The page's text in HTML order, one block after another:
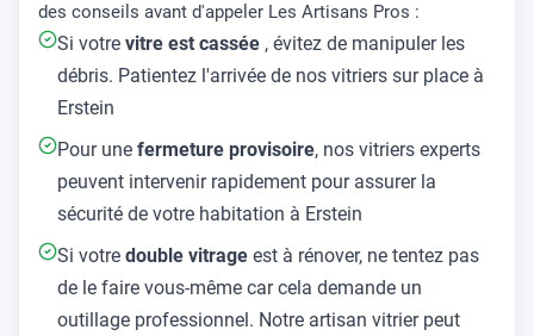
des conseils avant d'appeler Les Artisans Pros :
Si votre vitre est cassée , évitez de manipuler les
débris. Patientez l'arrivée de nos vitriers sur place à
Erstein
Pour une fermeture provisoire, nos vitriers experts
peuvent intervenir rapidement pour assurer la
sécurité de votre habitation à Erstein
Si votre double vitrage est à rénover, ne tentez pas
de le faire vous-même car cela demande un
outillage professionnel. Notre artisan vitrier peut